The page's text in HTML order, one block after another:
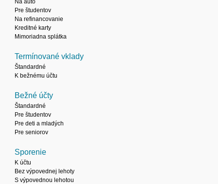
Na auto
Pre študentov
Na refinancovanie
Kreditné karty
Mimoriadna splátka
Termínované vklady
Štandardné
K bežnému účtu
Bežné účty
Štandardné
Pre študentov
Pre deti a mladých
Pre seniorov
Sporenie
K účtu
Bez výpovednej lehoty
S výpovednou lehotou